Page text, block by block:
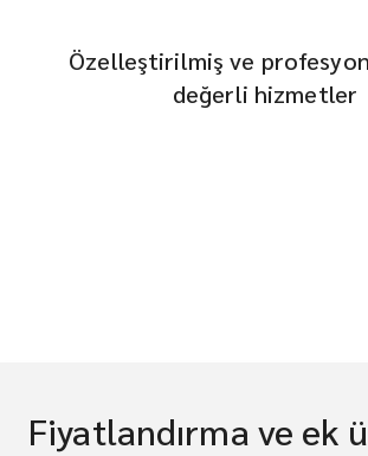
Özelleştirilmiş ve
değerli hizmetler
Fiyatlandırma ve ek